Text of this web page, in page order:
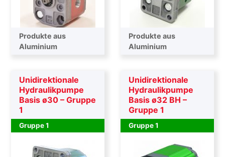
Produkte aus
Aluminium
Produkte aus
Aluminium
Unidirektionale
Hydraulikpumpe
Basis ø30 – Gruppe
1
Gruppe 1
Unidirektionale
Hydraulikpumpe
Basis ø32 BH –
Gruppe 1
Gruppe 1